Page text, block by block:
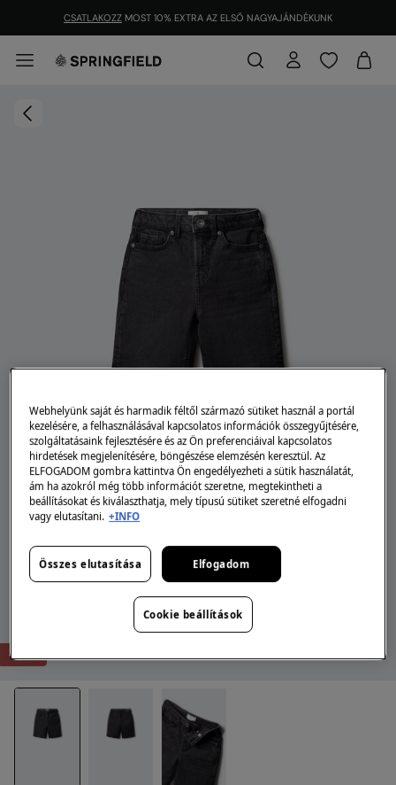
CSATLAKOZZ MOST 10% EXTRA AZ ELSŐ NAGYAJÁNDÉKUNK
-67%
Webhelyünk saját és harmadik féltől származó sütiket használ a portál
kezelésére, a felhasználásával kapcsolatos információk összegyűjtésére,
szolgáltatásaink fejlesztésére és az Ön preferenciáival kapcsolatos
hirdetések megjelenítésére, böngészése elemzésén keresztül. Az
ELFOGADOM gombra kattintva Ön engedélyezheti a sütik használatát,
ám ha azokról még több információt szeretne, megtekintheti a
beállításokat és kiválaszthatja, mely típusú sütiket szeretné elfogadni
vagy elutasítani. +INFO
Összes elutasítása Elfogadom
Cookie beállítások